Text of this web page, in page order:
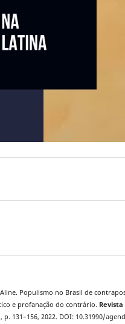
Aline. Populismo no Brasil de
e profanação do contrário.
p. 131–156, 2022. DOI: 10.31990/